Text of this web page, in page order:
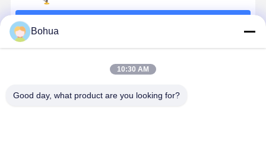
Bohua
10:30 AM
Good day, what product are you looking for?